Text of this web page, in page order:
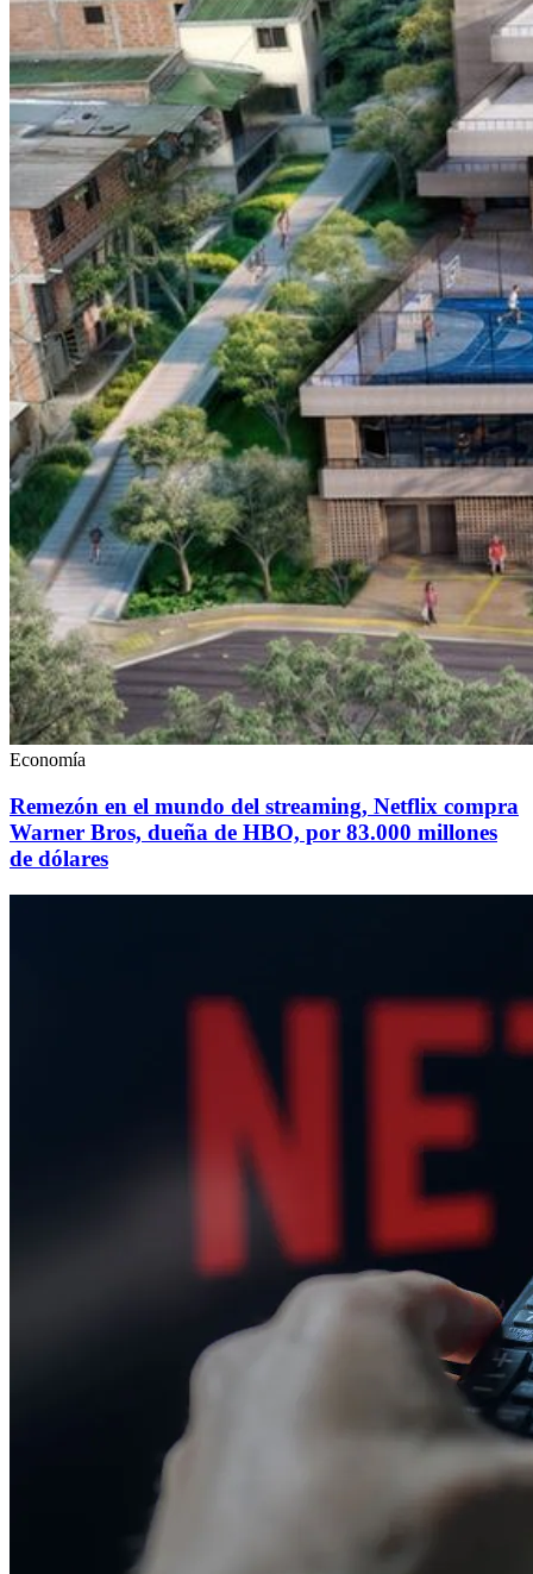
Economía
Remezón en el mundo del streaming, Netflix compra
Warner Bros, dueña de HBO, por 83.000 millones
de dólares